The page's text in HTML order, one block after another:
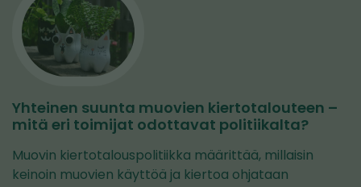
Yhteinen suunta muovien kiertotalouteen –
mitä eri toimijat odottavat politiikalta?
Muovin kiertotalouspolitiikka määrittää, millaisin
keinoin muovien käyttöä ja kiertoa ohjataan